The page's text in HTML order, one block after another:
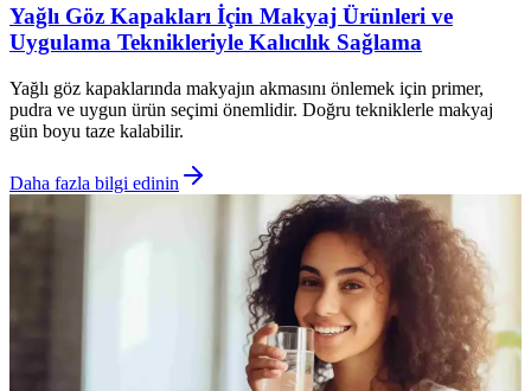
Yağlı Göz Kapakları İçin Makyaj Ürünleri ve
Uygulama Teknikleriyle Kalıcılık Sağlama
Yağlı göz kapaklarında makyajın akmasını önlemek için primer,
pudra ve uygun ürün seçimi önemlidir. Doğru tekniklerle makyaj
gün boyu taze kalabilir.
Daha fazla bilgi edinin